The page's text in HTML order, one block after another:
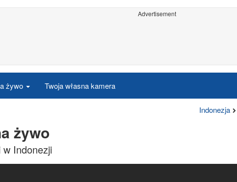
Advertisement
żywo Twoja własna kamera
Indonezja
żywo
Indonezji